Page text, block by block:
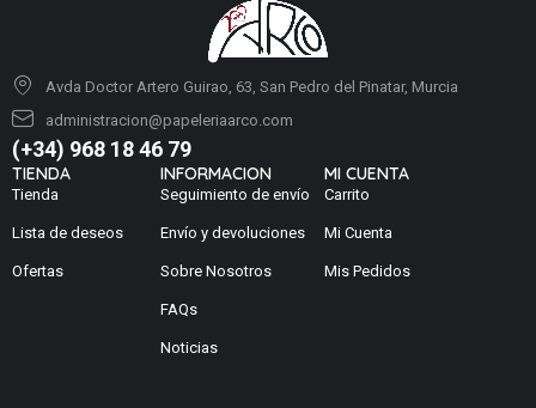
Avda Doctor Artero Guirao, 63, San Pedro del Pinatar, Murcia
administracion@papeleriaarco.com
(+34) 968 18 46 79
TIENDA
Tienda
Lista de deseos
Ofertas
INFORMACION
Seguimiento de envío
Envío y devoluciones
Sobre Nosotros
FAQs
Noticias
MI CUENTA
Carrito
Mi Cuenta
Mis Pedidos